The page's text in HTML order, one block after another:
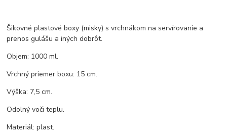
Šikovné plastové boxy (misky) s vrchnákom na servírovanie a
prenos gulášu a iných dobrôt.
Objem: 1000 ml.
Vrchný priemer boxu: 15 cm.
Výška: 7,5 cm.
Odolný voči teplu.
Materiál: plast.